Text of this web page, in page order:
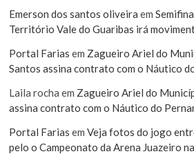
Emerson dos santos oliveira em
Território Vale do Guaribas irá
Portal Farias em Zagueiro Ariel do
Santos assina contrato com o Náutico
Laila rocha em Zagueiro Ariel do
assina contrato com o Náutico do
Portal Farias emVeja fotos do jogo
pelo o Campeonato da Arena Juazeiro